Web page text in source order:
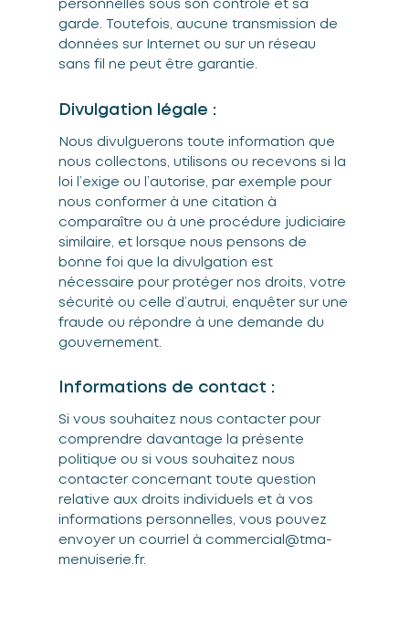
personnelles sous son contrôle et sa
garde. Toutefois, aucune transmission de
données sur Internet ou sur un réseau
sans fil ne peut être garantie.
Divulgation légale :
Nous divulguerons toute information que
nous collectons, utilisons ou recevons si la
loi l’exige ou l’autorise, par exemple pour
nous conformer à une citation à
comparaître ou à une procédure judiciaire
similaire, et lorsque nous pensons de
bonne foi que la divulgation est
nécessaire pour protéger nos droits, votre
sécurité ou celle d’autrui, enquêter sur une
fraude ou répondre à une demande du
gouvernement.
Informations de contact :
Si vous souhaitez nous contacter pour
comprendre davantage la présente
politique ou si vous souhaitez nous
contacter concernant toute question
relative aux droits individuels et à vos
informations personnelles, vous pouvez
envoyer un courriel à commercial@tma-
menuiserie.fr.